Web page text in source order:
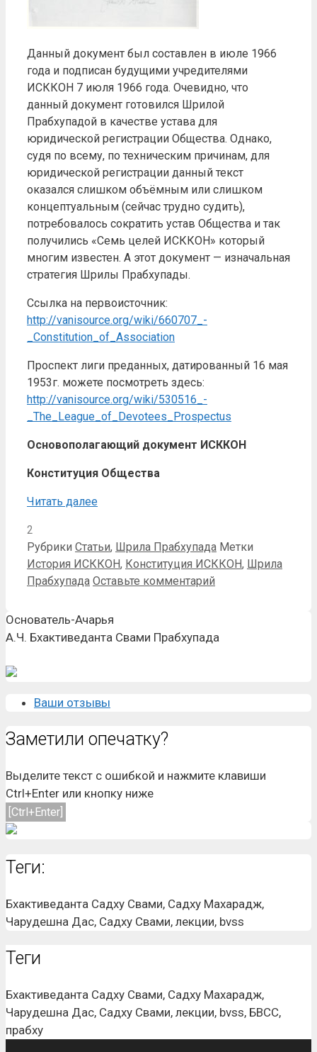
Данный документ был составлен в июле 1966
года и подписан будущими учредителями
ИСККОН 7 июля 1966 года. Очевидно, что
данный документ готовился Шрилой
Прабхупадой в качестве устава для
юридической регистрации Общества. Однако,
судя по всему, по техническим причинам, для
юридической регистрации данный текст
оказался слишком объёмным или слишком
концептуальным (сейчас трудно судить),
потребовалось сократить устав Общества и так
получились «Cемь целей ИСККОН» который
многим известен. А этот документ — изначальная
стратегия Шрилы Прабхупады.
Ссылка на первоисточник:
http://vanisource.org/wiki/660707_-
_Constitution_of_Association
Проспект лиги преданных, датированный 16 мая
1953г. можете посмотреть здесь:
http://vanisource.org/wiki/530516_-
_The_League_of_Devotees_Prospectus
Основополагающий документ ИСККОН
Конституция Общества
Читать далее
2
Рубрики Статьи, Шрила Прабхупада Метки
История ИСККОН, Конституция ИСККОН, Шрила
Прабхупада Оставьте комментарий
Основатель-Ачарья
А.Ч. Бхактиведанта Свами Прабхупада
Ваши отзывы
Заметили опечатку?
Выделите текст с ошибкой и нажмите клавиши
Ctrl+Enter или кнопку ниже
[Ctrl+Enter]
Теги:
Бхактиведанта Садху Свами, Садху Махарадж,
Чарудешна Дас, Садху Свами, лекции, bvss
Теги
Бхактиведанта Садху Свами, Садху Махарадж,
Чарудешна Дас, Садху Свами, лекции, bvss, БВСС,
прабху